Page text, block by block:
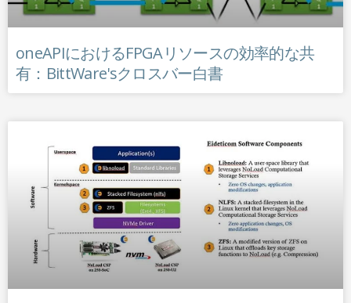
oneAPIにおけるFPGAリソースの効率的な共
有：BittWare'sクロスバー白書